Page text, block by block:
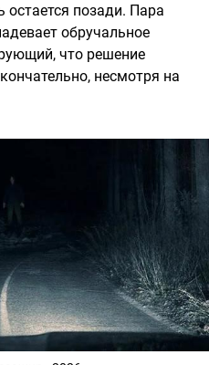
остается позади. Пара
обручальное
что решение
несмотря на